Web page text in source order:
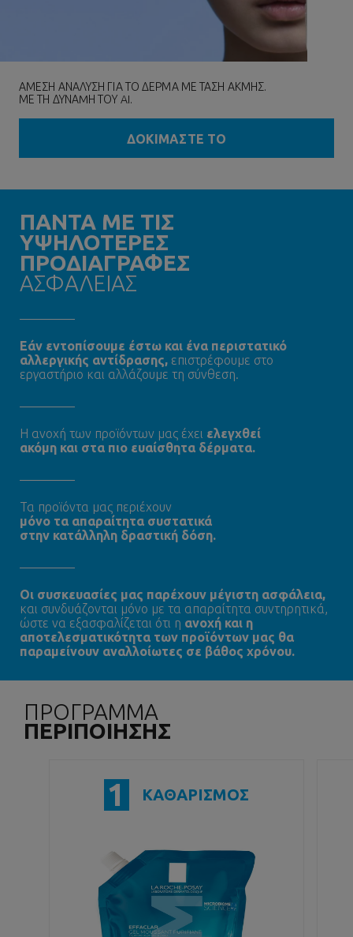
ΑΜΕΣΗ ΑΝΑΛΥΣΗ ΓΙΑ ΤΟ ΔΕΡΜΑ ΜΕ ΤΑΣΗ ΑΚΜΗΣ.
ΜΕ ΤΗ ΔΥΝΑMΗ ΤΟΥ AI.
ΔΟΚΙΜΑΣΤΕ ΤΟ
ΠΑΝΤΑ ΜΕ ΤΙΣ
ΥΨΗΛΟΤΕΡΕΣ
ΠΡΟΔΙΑΓΡΑΦΕΣ
ΑΣΦΑΛΕΙΑΣ
Εάν εντοπίσουμε έστω και ένα περιστατικό
αλλεργικής αντίδρασης, επιστρέφουμε στο
εργαστήριο και αλλάζουμε τη σύνθεση.
Η ανοχή των προϊόντων μας έχει ελεγχθεί
ακόμη και στα πιο ευαίσθητα δέρματα.
Τα προϊόντα μας περιέχουν
μόνο τα απαραίτητα συστατικά
στην κατάλληλη δραστική δόση.
Oι συσκευασίες μας παρέχουν μέγιστη ασφάλεια,
και συνδυάζονται μόνο με τα απαραίτητα συντηρητικά,
ώστε να εξασφαλίζεται ότι η ανοχή και η
αποτελεσματικότητα των προϊόντων μας θα
παραμείνουν αναλλοίωτες σε βάθος χρόνου.
ΠΡΟΓΡΑΜΜΑ
ΠΕΡΙΠΟΙΗΣΗΣ
1 ΚΑΘΑΡΙΣΜΟΣ